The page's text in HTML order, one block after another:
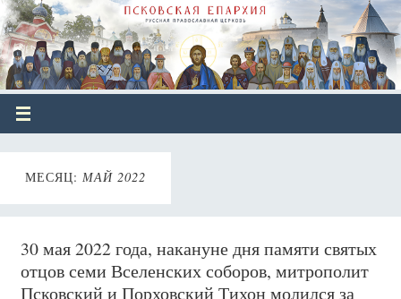
МЕСЯЦ: МАЙ 2022
30 мая 2022 года, накануне дня памяти святых
отцов семи Вселенских соборов, митрополит
Псковский и Порховский Тихон молился за